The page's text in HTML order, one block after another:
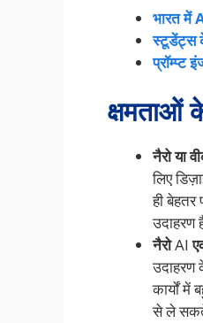
भारत में
स्टूडेंट्स
प्रॉम्प्ट
क्षमताओं
नैरो या
लिए
ही
उदाहरण
नैरोAI
कार्यों
से ले